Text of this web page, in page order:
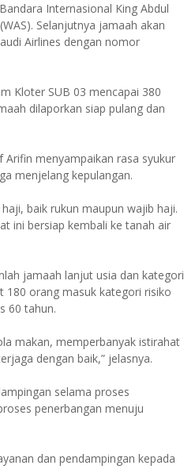
Internasional King Abdul
Selanjutnya jamaah akan
Airlines dengan nomor
Kloter SUB 03 mencapai 380
dilaporkan siap pulang dan
Arifin menyampaikan rasa syukur
menjelang kepulangan.
baik rukun maupun wajib haji.
ini bersiap kembali ke tanah air
jamaah lanjut usia dan kategori
orang masuk kategori risiko
60 tahun.
makan, memperbanyak istirahat
dengan baik,” jelasnya.
selama proses
penerbangan menuju
dan pendampingan kepada